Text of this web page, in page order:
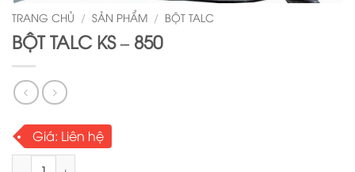
TRANG CHỦ / SẢN PHẨM / BỘT TALC
BỘT TALC KS – 850
Giá: Liên hệ